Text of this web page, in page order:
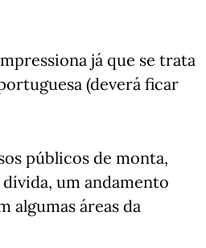
já que se trata
(deverá ficar
públicos de monta,
um andamento
algumas áreas da